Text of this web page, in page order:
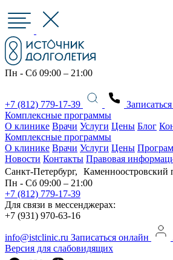
Пн - Сб 09:00 – 21:00
+7 (812) 779-17-39
Записаться
Комплексные программы
О клинике Врачи Услуги Цены Блог
Комплексные программы
О клинике Врачи Услуги Цены
Новости Контакты Правовая
Санкт-Петербург, Каменноостровский
Пн - Сб 09:00 – 21:00
+7 (812) 779-17-39
Для связи в мессенджерах:
+7 (931) 970-63-16
info@istclinic.ru Записаться онлайн
Версия для слабовидящих